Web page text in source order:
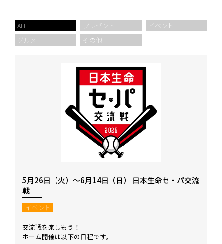
ALL プレゼント
イベント
グルメ
その他
5月26日（火）～6月14日（日） 日本生命セ・パ交流
戦
イベント
交流戦を楽しもう！
ホーム開催は以下の日程です。